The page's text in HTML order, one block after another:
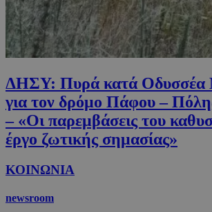
ΔΗΣΥ: Πυρά κατά Οδυσσέα
για τον δρόμο Πάφου –
– «Οι παρεμβάσεις του
έργο ζωτικής σημασίας»
ΚΟΙΝΩΝΙΑ
newsroom